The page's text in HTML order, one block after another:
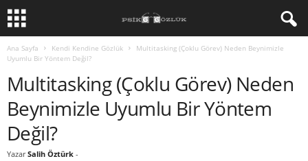
Ana Sayfa Kendi Kendine Gözlük
Multitasking (Çoklu Görev) Neden Beynimizle
Uyumlu Bir Yöntem Değil?
Multitasking (Çoklu Görev) Neden
Beynimizle Uyumlu Bir Yöntem
Değil?
Yazar Salih Öztürk -